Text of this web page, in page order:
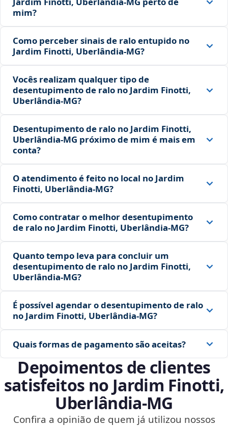
mim?
Como perceber sinais de ralo entupido no
Jardim Finotti, Uberlândia‑MG?
Vocês realizam qualquer tipo de
desentupimento de ralo no Jardim Finotti,
Uberlândia‑MG?
Desentupimento de ralo no Jardim Finotti,
Uberlândia‑MG próximo de mim é mais em
conta?
O atendimento é feito no local no Jardim
Finotti, Uberlândia‑MG?
Como contratar o melhor desentupimento
de ralo no Jardim Finotti, Uberlândia‑MG?
Quanto tempo leva para concluir um
desentupimento de ralo no Jardim Finotti,
Uberlândia‑MG?
É possível agendar o desentupimento de ralo
no Jardim Finotti, Uberlândia‑MG?
Quais formas de pagamento são aceitas?
Depoimentos de clientes
satisfeitos no Jardim Finotti,
Uberlândia‑MG
Confira a opinião de quem já utilizou nossos